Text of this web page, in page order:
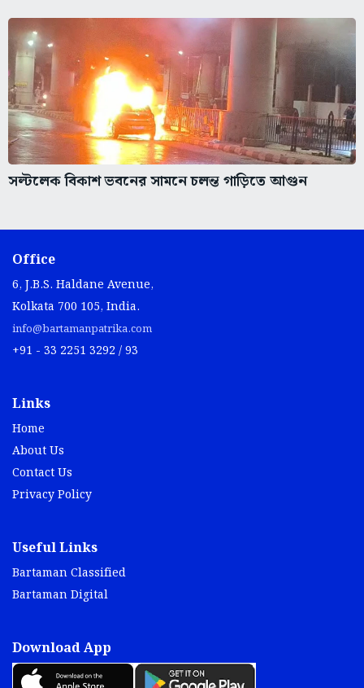
সল্টলেক বিকাশ ভবনের সামনে চলন্ত গাড়িতে আগুন
Office
6, J.B.S. Haldane Avenue,
Kolkata 700 105, India.
info@bartamanpatrika.com
+91 - 33 2251 3292 / 93
Links
Home
About Us
Contact Us
Privacy Policy
Useful Links
Bartaman Classified
Bartaman Digital
Download App